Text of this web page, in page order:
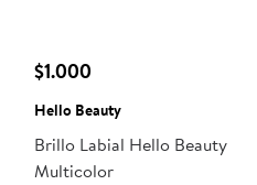
$1.000
Hello Beauty
Brillo Labial Hello Beauty
Multicolor